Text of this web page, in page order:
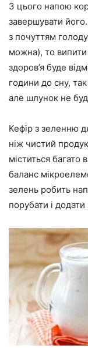
З цього напою
завершувати
з почуттям
можна), то випити
здоров’я буде
години до сну,
але шлунок не
Кефір з зеленню
ніж чистий
міститься багато
баланс
зелень робить
порубати і додати